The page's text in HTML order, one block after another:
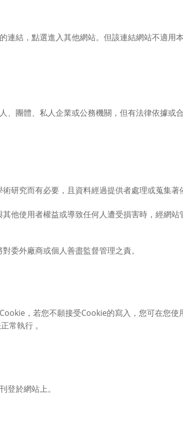
結，點選進入其他網站。但該連結網站不適用
團體、私人企業或公務機關，但有法律依據或
研究而有必要，且資料經過提供者處理或蒐集
他使用者權益或導致任何人遭受損害時，經網
委外廠商或個人善盡監督管理之責。
，若您不願接受Cookie的寫入，您可在您
常執行 。
登於網站上。